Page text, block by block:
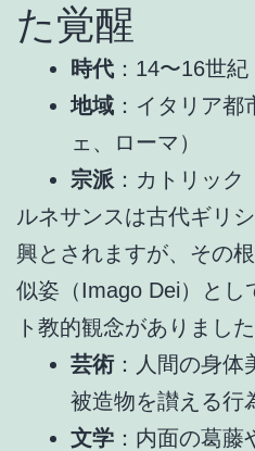
た覚醒
時代 ：14〜16世紀
地域 ：イタリア
ェ、ローマ）
宗派 ：カトリック
ルネサンスは古代ギリ
興とされますが、その
似姿（Imago Dei）とし
ト教的観念がありました
芸術：人間の身体
被造物を讃える行
文学 ：内面の葛